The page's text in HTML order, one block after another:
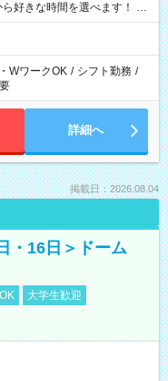
WワークOK / シフト勤務 /
詳細へ
掲載日：2026.08.04
・16日＞ドーム
大学生歓迎